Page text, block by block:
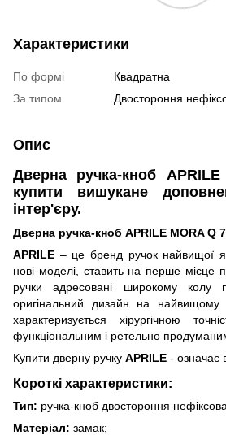
Характеристики
По формі
Квадратна
За типом
Двостороння
Опис
Дверна ручка-кноб APRILE
купити вишукане
інтер'єру.
Дверна ручка-кноб APRILE MORA Q
APRILE – це бренд ручок найвищої
нові моделі, ставить на перше місце
ручки адресовані широкому колу
оригінальний дизайн на найвищому
характеризується хірургічною
функціональним і ретельно
Купити дверну ручку APRILE - означає
Короткі характеристики:
Тип: ручка-кноб двостороння
Матеріал: замак;